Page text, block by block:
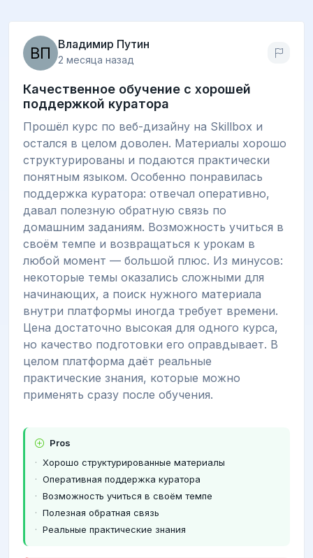
Владимир Путин
2 месяца назад
Качественное обучение с хорошей
поддержкой куратора
Прошёл курс по веб-дизайну на Skillbox и
остался в целом доволен. Материалы хорошо
структурированы и подаются практически
понятным языком. Особенно понравилась
поддержка куратора: отвечал оперативно,
давал полезную обратную связь по
домашним заданиям. Возможность учиться в
своём темпе и возвращаться к урокам в
любой момент — большой плюс. Из минусов:
некоторые темы оказались сложными для
начинающих, а поиск нужного материала
внутри платформы иногда требует времени.
Цена достаточно высокая для одного курса,
но качество подготовки его оправдывает. В
целом платформа даёт реальные
практические знания, которые можно
применять сразу после обучения.
Pros
Хорошо структурированные материалы
Оперативная поддержка куратора
Возможность учиться в своём темпе
Полезная обратная связь
Реальные практические знания